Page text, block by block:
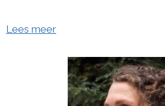
Lees meer